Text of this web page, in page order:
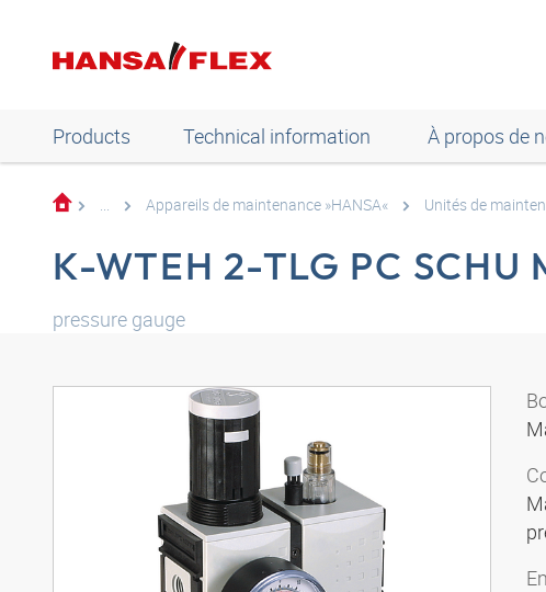
Products Technical information À propos de
... Appareils de maintenance »HANSA« Unités de
K-WTEH 2-TLG PC SCHU
pressure gauge